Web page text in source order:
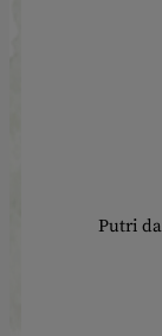
Putri